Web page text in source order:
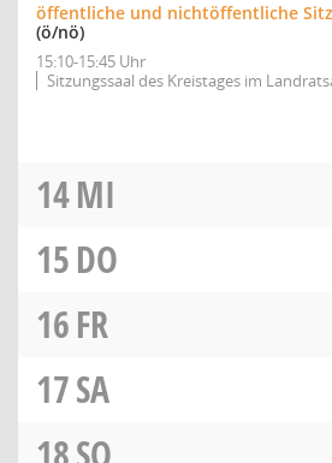
öffentliche und nichtöffentliche
(ö/nö)
15:10-15:45 Uhr
Sitzungssaal des Kreistages im
14MI
15DO
16FR
17SA